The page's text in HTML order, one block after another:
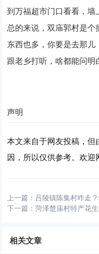
到万福超市门口看看，墙
总的来说，双庙郭村是
东西也多，你要是去那
跟老乡打听，啥都能问明
声明
本文来自于网友投稿，
因，所以仅供参考。欢迎
上一篇： 吕陵镇陈集村咋走
下一篇：菏泽楚庙村特产花
相关文章